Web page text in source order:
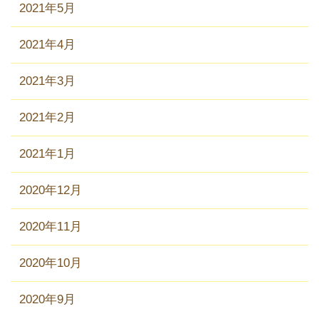
2021年5月
2021年4月
2021年3月
2021年2月
2021年1月
2020年12月
2020年11月
2020年10月
2020年9月